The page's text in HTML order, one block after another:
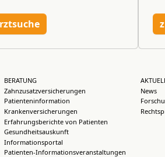
BERATUNG
Zahnzusatzversicherungen
Patienteninformation
Krankenversicherungen
Erfahrungsberichte von Patienten
Gesundheitsauskunft
Informationsportal
Patienten-Informationsveranstaltungen
News